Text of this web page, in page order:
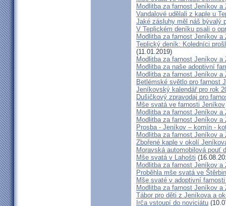
Modlitba za farnost Jeníkov a
Vandalové udělali z kaple u
Jaké zásluhy měl náš bývalý
V Teplickém deníku psali o
Modlitba za farnost Jeníkov a
Teplický deník: Koledníci
(11.01.2019)
Modlitba za farnost Jeníkov a
Modlitba za naše adoptivní
Modlitba za farnost Jeníkov a
Betlémské světlo pro farnost
Jeníkovský kalendář pro rok
Dušičkový zpravodaj pro
Mše svatá ve farnosti Jeníkov
Modlitba za farnost Jeníkov a
Modlitba za farnost Jeníkov a
Prosba - Jeníkov – komín -
Modlitba za farnost Jeníkov a
Zbořené kaple v okolí
Moravská automobilová pouť
Mše svatá v Lahošti
Modlitba za farnost Jeníkov a
Proběhla mše svatá ve
Mše svaté v adoptivní
Modlitba za farnost Jeníkov a
Tábor pro děti z Jeníkova a
Irča vstoupí do noviciátu